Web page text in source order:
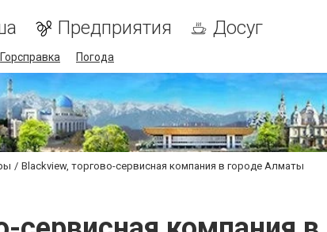
Предприятия Досуг
Горсправка Погода
Blackview, торгово-сервисная компания в городе Алматы